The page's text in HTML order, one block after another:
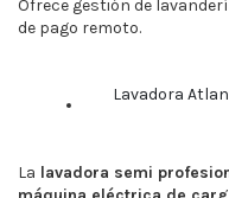
Ofrece gestión de
de pago remoto.
Lavadora
La lavadora semi